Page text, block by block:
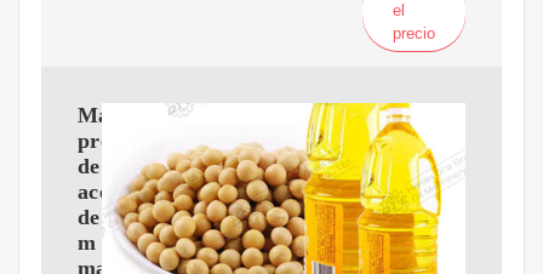
el
precio
Máquina
prensadora
de
aceite
de
m
maní